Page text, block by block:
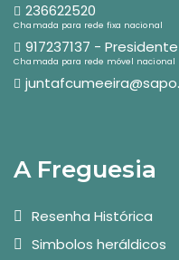
236622520
Chamada para rede fixa nacional
917237137 - Presidente
Chamada para rede móvel nacional
A Freguesia
Resenha Histórica
Simbolos heráldicos